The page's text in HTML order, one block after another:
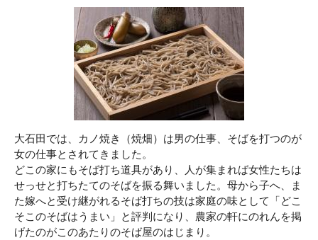
大石田では、カノ焼き（焼畑）は男の仕事、そばを打つのが
女の仕事とされてきました。
どこの家にもそば打ち道具があり、人が集まれば女性たちは
せっせと打ちたてのそばを振る舞いました。母から子へ、ま
た嫁へと受け継がれるそば打ちの技は家庭の味として「どこ
そこのそばはうまい」と評判になり、農家の軒にのれんを掲
げたのがこのあたりのそば屋のはじまり。